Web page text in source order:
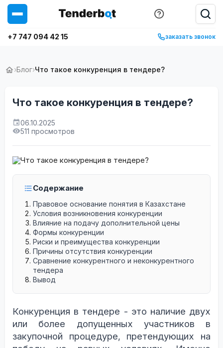
+7 747 094 42 15 заказать звонок
›Блог›Что такое конкуренция в тендере?
Что такое конкуренция в тендере?
06.10.2025
511 просмотров
Содержание
Правовое основание понятия в Казахстане
Условия возникновения конкуренции
Влияние на подачу дополнительной цены
Формы конкуренции
Риски и преимущества конкуренции
Причины отсутствия конкуренции
Сравнение конкурентного и неконкурентного
тендера
Вывод
Конкуренция в тендере - это наличие двух
или более допущенных участников в
закупочной процедуре, претендующих на